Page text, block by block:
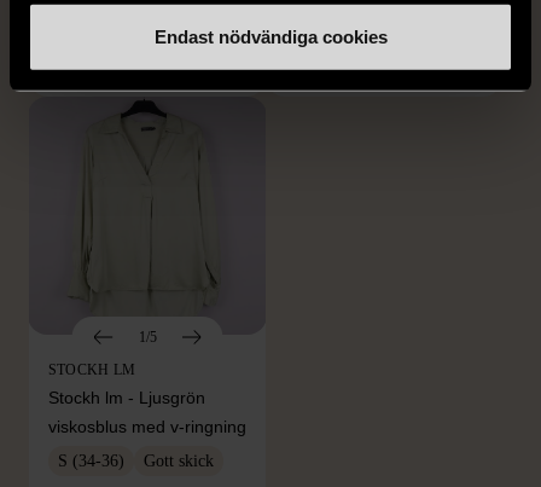
Endast nödvändiga cookies
M (38-40) Gott skick
1/5
STOCKH LM
Stockh lm - Ljusgrön
viskosblus med v-ringning
S (34-36) Gott skick